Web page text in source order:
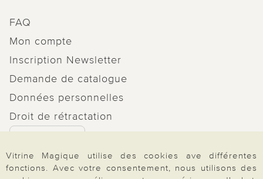
FAQ
Mon compte
Inscription Newsletter
Demande de catalogue
Données personnelles
Droit de rétractation
Vitrine Magique utilise des cookies ave différentes
fonctions. Avec votre consentement, nous utilisons des